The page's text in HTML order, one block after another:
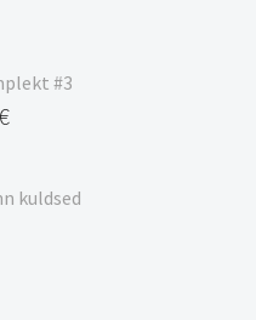
#3
kuldsed